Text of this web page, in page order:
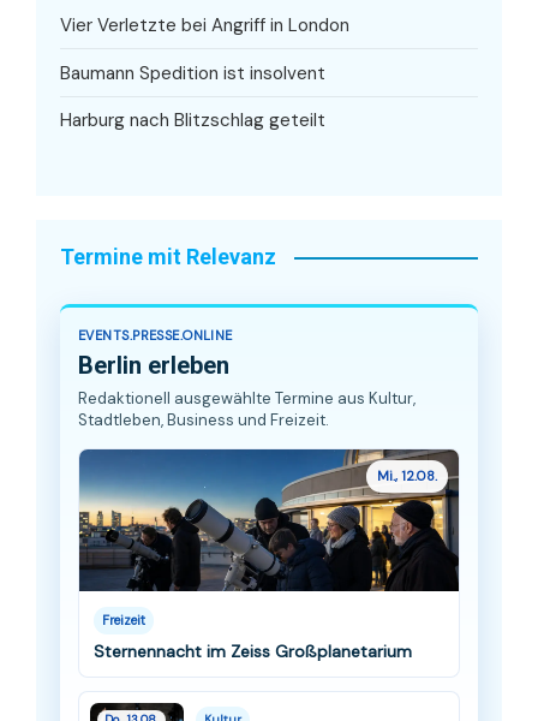
Vier Verletzte bei Angriff in London
Baumann Spedition ist insolvent
Harburg nach Blitzschlag geteilt
Termine mit Relevanz
EVENTS.PRESSE.ONLINE
Berlin erleben
Redaktionell ausgewählte Termine aus Kultur,
Stadtleben, Business und Freizeit.
Mi., 12.08.
Freizeit
Sternennacht im Zeiss Großplanetarium